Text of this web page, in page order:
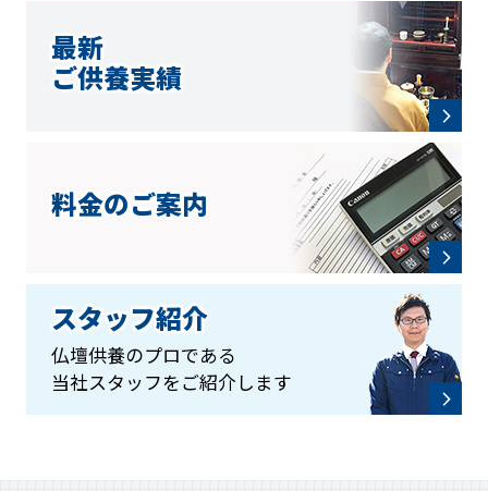
最新
ご供養実績
料金のご案内
スタッフ紹介
仏壇供養のプロである
当社スタッフをご紹介します